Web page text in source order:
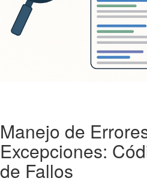
Manejo de
Excepciones:
de Fallos